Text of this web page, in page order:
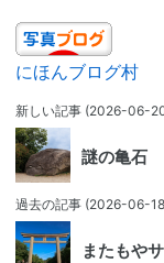
にほんブログ村
新しい記事 (2026-06-
謎の亀石
過去の記事 (2026-06-
またもや